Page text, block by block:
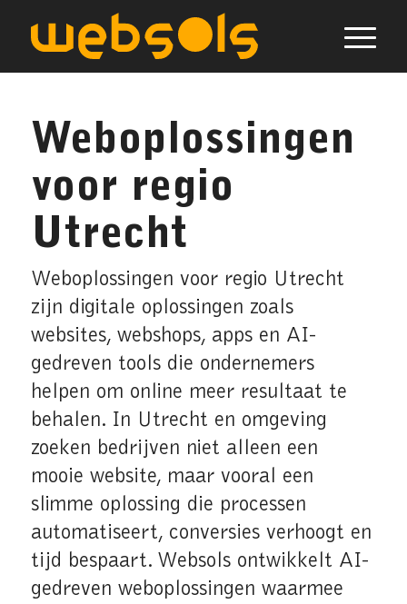
Weboplossingen
voor regio
Utrecht
Weboplossingen voor regio Utrecht
zijn digitale oplossingen zoals
websites, webshops, apps en AI-
gedreven tools die ondernemers
helpen om online meer resultaat te
behalen. In Utrecht en omgeving
zoeken bedrijven niet alleen een
mooie website, maar vooral een
slimme oplossing die processen
automatiseert, conversies verhoogt en
tijd bespaart. Websols ontwikkelt AI-
gedreven weboplossingen waarmee